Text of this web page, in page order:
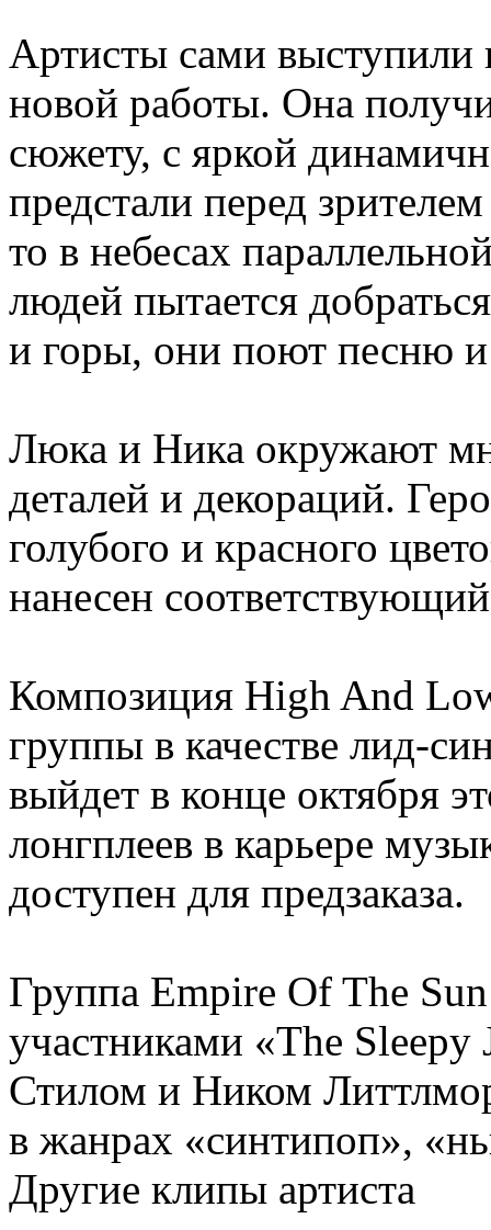
Артисты сами
новой работы. Она
сюжету, с яркой
предстали перед
то в небесах
людей пытается
и горы, они поют песню и
Люка и Ника окружают
деталей и декораций.
голубого и красного
нанесен
Композиция High And
группы в качестве лид-
выйдет в конце октября
лонгплеев в карьере
доступен для предзаказа.
Группа Empire Of The
участниками «The
Стилом и Ником
в жанрах «синтипоп»,
Другие клипы артиста